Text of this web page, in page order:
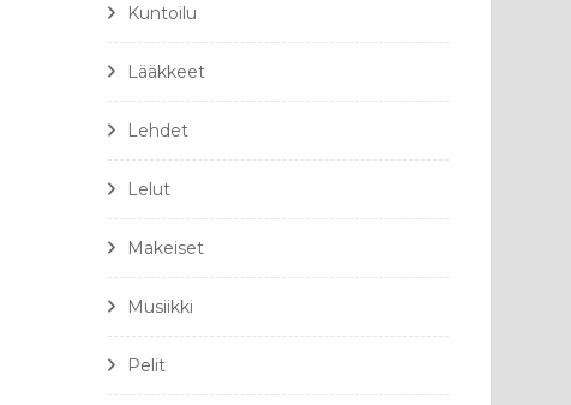
Kuntoilu
Lääkkeet
Lehdet
Lelut
Makeiset
Musiikki
Pelit